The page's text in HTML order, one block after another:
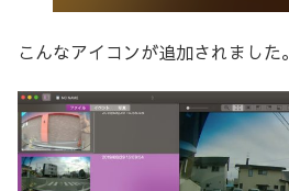
こんなアイコンが追加されました。